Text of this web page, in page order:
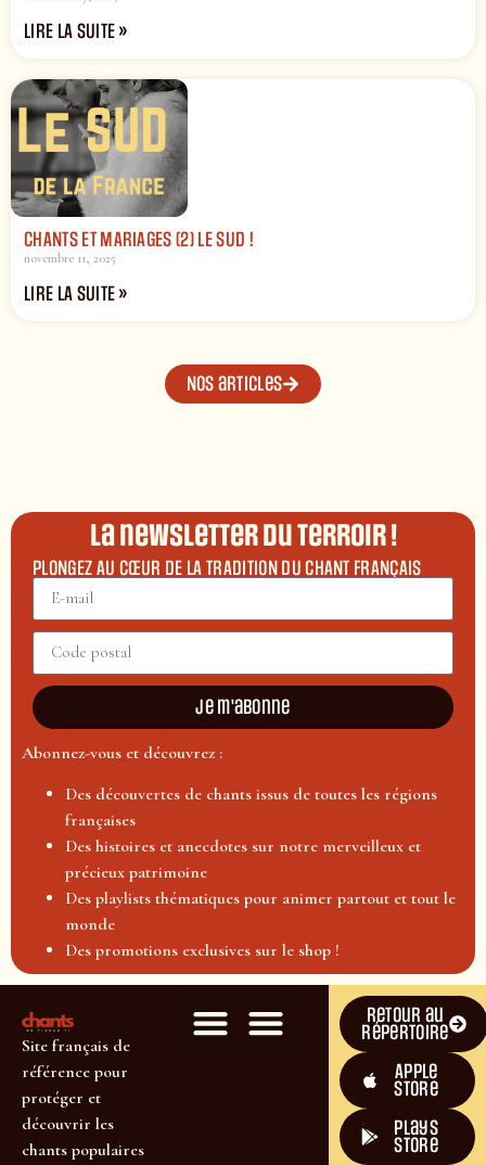
LIRE LA SUITE »
CHANTS ET MARIAGES (2) LE SUD !
novembre 11, 2025
LIRE LA SUITE »
Nos articles
La newsletter du terroir !
PLONGEZ AU CŒUR DE LA TRADITION DU CHANT FRANÇAIS
Je m'abonne
Abonnez-vous et découvrez :
Des découvertes de chants issus de toutes les régions
françaises
Des histoires et anecdotes sur notre merveilleux et
précieux patrimoine
Des playlists thématiques pour animer partout et tout le
monde
Des promotions exclusives sur le shop !
Site français de
référence pour
protéger et
découvrir les
chants populaires
Retour au
répertoire
Apple
Store
plays
store